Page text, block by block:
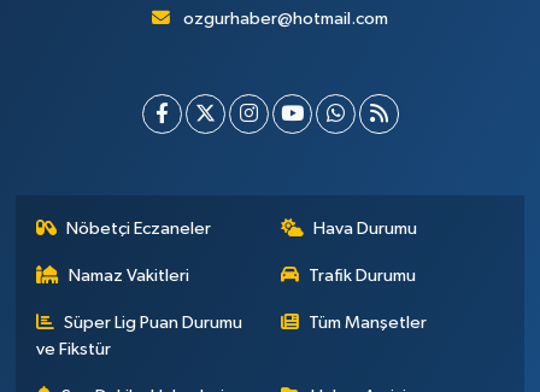
ozgurhaber@hotmail.com
Nöbetçi Eczaneler Hava Durumu
Namaz Vakitleri Trafik Durumu
Süper Lig Puan Durumu
ve Fikstür
Tüm Manşetler